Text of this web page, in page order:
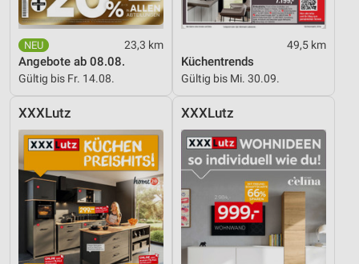
23,3 km
Angebote ab 08.08.
Gültig bis Fr. 14.08.
49,5 km
Küchentrends
Gültig bis Mi. 30.09.
XXXLutz XXXLutz